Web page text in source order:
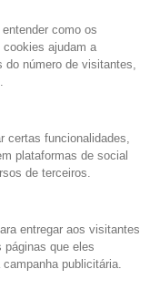
como os
ajudam a
do número de visitantes,
certas funcionalidades,
plataformas de social
de terceiros.
entregar aos visitantes
páginas que eles
publicitária.